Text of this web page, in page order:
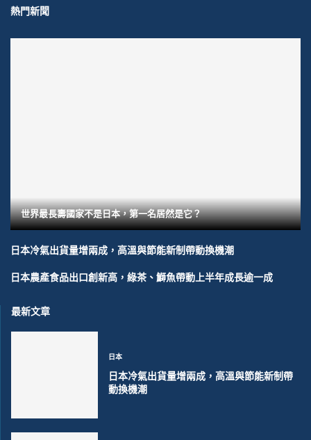
熱門新聞
世界最長壽國家不是日本，第一名居然是它？
日本冷氣出貨量增兩成，高溫與節能新制帶動換機潮
日本農產食品出口創新高，綠茶、鰤魚帶動上半年成長逾一成
最新文章
日本
日本冷氣出貨量增兩成，高溫與節能新制帶
動換機潮